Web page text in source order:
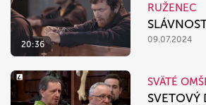
20:36
RUŽENEC
09.07.2024
SVÄTÉ
SVETOVÝ